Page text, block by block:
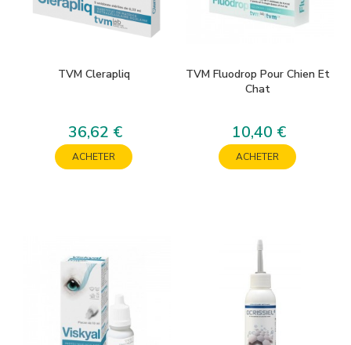
TVM Clerapliq
Prix
36,62 €
ACHETER
TVM Fluodrop Pour Chien Et
Chat
Prix
10,40 €
ACHETER